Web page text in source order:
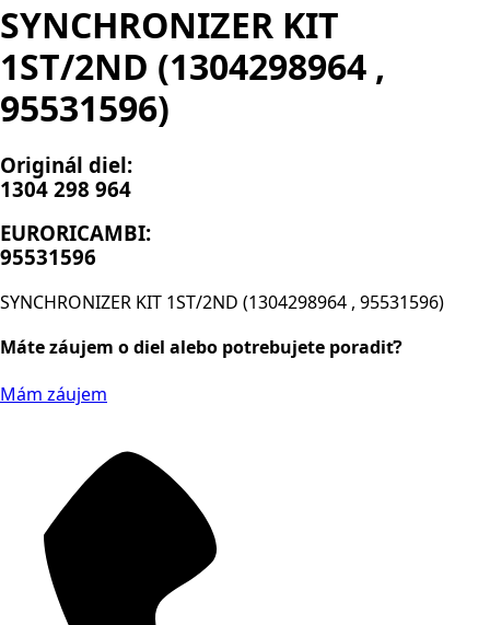
SYNCHRONIZER KIT
1ST/2ND (1304298964 ,
95531596)
Originál diel:
1304 298 964
EURORICAMBI:
95531596
SYNCHRONIZER KIT 1ST/2ND (1304298964 , 95531596)
Máte záujem o diel alebo potrebujete poradiť?
Mám záujem